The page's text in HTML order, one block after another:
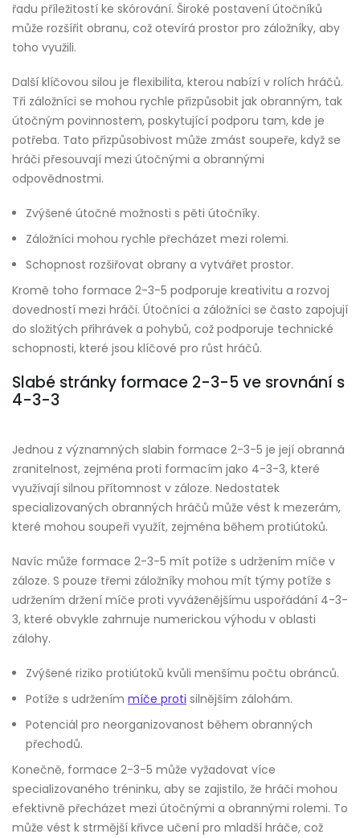
řadu příležitostí ke skórování. Široké postavení útočníků
může rozšířit obranu, což otevírá prostor pro záložníky, aby
toho využili.
Další klíčovou silou je flexibilita, kterou nabízí v rolích hráčů.
Tři záložníci se mohou rychle přizpůsobit jak obranným, tak
útočným povinnostem, poskytující podporu tam, kde je
potřeba. Tato přizpůsobivost může zmást soupeře, když se
hráči přesouvají mezi útočnými a obrannými
odpovědnostmi.
Zvýšené útočné možnosti s pěti útočníky.
Záložníci mohou rychle přecházet mezi rolemi.
Schopnost rozšiřovat obrany a vytvářet prostor.
Kromě toho formace 2-3-5 podporuje kreativitu a rozvoj
dovedností mezi hráči. Útočníci a záložníci se často zapojují
do složitých přihrávek a pohybů, což podporuje technické
schopnosti, které jsou klíčové pro růst hráčů.
Slabé stránky formace 2-3-5 ve srovnání s
4-3-3
Jednou z významných slabin formace 2-3-5 je její obranná
zranitelnost, zejména proti formacím jako 4-3-3, které
využívají silnou přítomnost v záloze. Nedostatek
specializovaných obranných hráčů může vést k mezerám,
které mohou soupeři využít, zejména během protiútoků.
Navíc může formace 2-3-5 mít potíže s udržením míče v
záloze. S pouze třemi záložníky mohou mít týmy potíže s
udržením držení míče proti vyváženějšímu uspořádání 4-3-
3, které obvykle zahrnuje numerickou výhodu v oblasti
zálohy.
Zvýšené riziko protiútoků kvůli menšímu počtu obránců.
Potíže s udržením míče proti silnějším zálohám.
Potenciál pro neorganizovanost během obranných
přechodů.
Konečně, formace 2-3-5 může vyžadovat více
specializovaného tréninku, aby se zajistilo, že hráči mohou
efektivně přecházet mezi útočnými a obrannými rolemi. To
může vést k strmější křivce učení pro mladší hráče, což